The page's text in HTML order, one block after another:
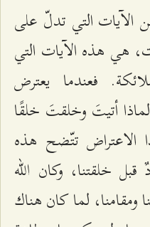
الآيات التي تدلّ على
هي هذه الآيات التي
فعندما يعترض
لماذا أتيتَ وخلقتَ خلقًا
تتّضح هذه
خلقتنا، وكان الله
ومقامنا، لما كان هناك